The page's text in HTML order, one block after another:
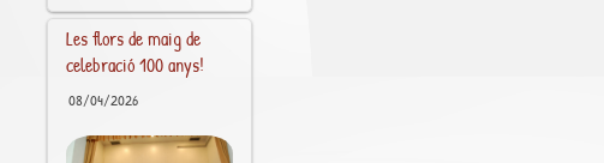
Les flors de maig de
celebració 100 anys!
08/04/2026